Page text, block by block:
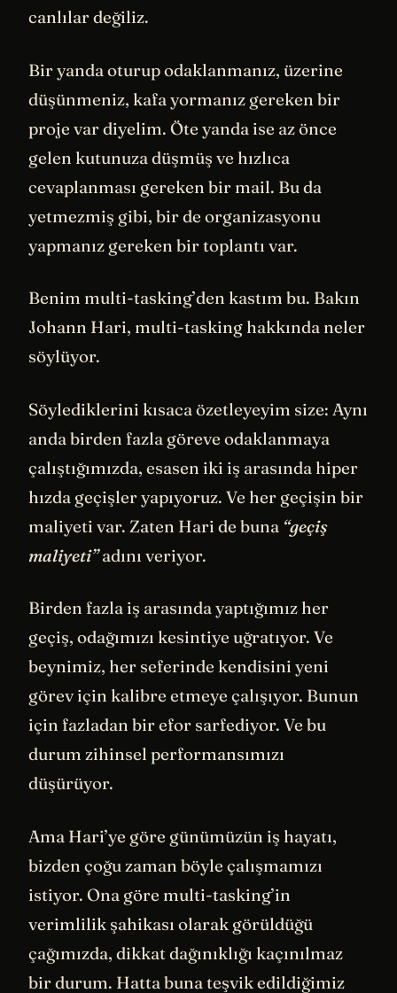
canlılar değiliz.
Bir yanda oturup odaklanmanız, üzerine
düşünmeniz, kafa yormanız gereken bir
proje var diyelim. Öte yanda ise az önce
gelen kutunuza düşmüş ve hızlıca
cevaplanması gereken bir mail. Bu da
yetmezmiş gibi, bir de organizasyonu
yapmanız gereken bir toplantı var.
Benim multi-tasking’den kastım bu. Bakın
Johann Hari, multi-tasking hakkında neler
söylüyor.
Söylediklerini kısaca özetleyeyim size: Aynı
anda birden fazla göreve odaklanmaya
çalıştığımızda, esasen iki iş arasında hiper
hızda geçişler yapıyoruz. Ve her geçişin bir
maliyeti var. Zaten Hari de buna “geçiş
maliyeti”adını veriyor.
Birden fazla iş arasında yaptığımız her
geçiş, odağımızı kesintiye uğratıyor. Ve
beynimiz, her seferinde kendisini yeni
görev için kalibre etmeye çalışıyor. Bunun
için fazladan bir efor sarfediyor. Ve bu
durum zihinsel performansımızı
düşürüyor.
Ama Hari’ye göre günümüzün iş hayatı,
bizden çoğu zaman böyle çalışmamızı
istiyor. Ona göre multi-tasking’in
verimlilik şahikası olarak görüldüğü
çağımızda, dikkat dağınıklığı kaçınılmaz
bir durum. Hatta buna teşvik edildiğimiz